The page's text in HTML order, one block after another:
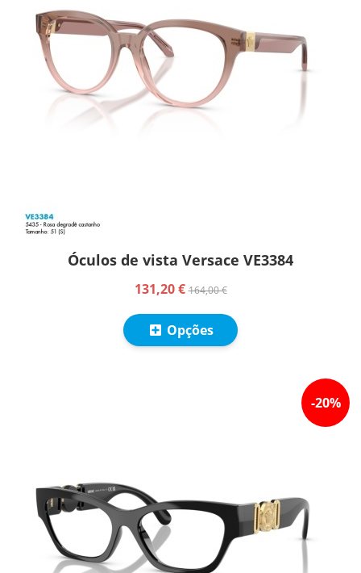
Óculos de vista Versace VE3384
131,20 €164,00 €
Opções
-20%